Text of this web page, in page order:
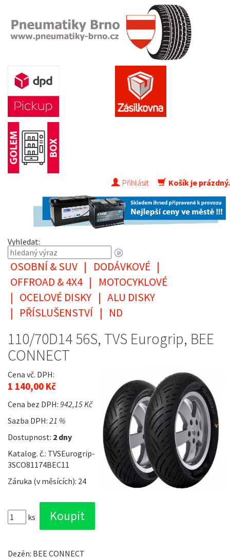
Přihlásit Košík je prázdný.
Vyhledat:
OSOBNÍ & SUV | DODÁVKOVÉ |
OFFROAD & 4X4 |
MOTOCYKLOVÉ
| OCELOVÉ DISKY | ALU DISKY
| PŘÍSLUŠENSTVÍ | ND
110/70D14 56S, TVS Eurogrip, BEE
CONNECT
Cena vč. DPH:
1 140,00 Kč
Cena bez DPH: 942,15 Kč
Sazba DPH: 21 %
Dostupnost: 2 dny
Katalog. č.: TVSEurogrip-
3SCO81174BEC11
Záruka (v měsících): 24
ks
Dezén: BEE CONNECT